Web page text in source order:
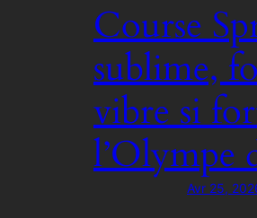
Course
sublime,
vibre si
l’Olympe
Avr 25,